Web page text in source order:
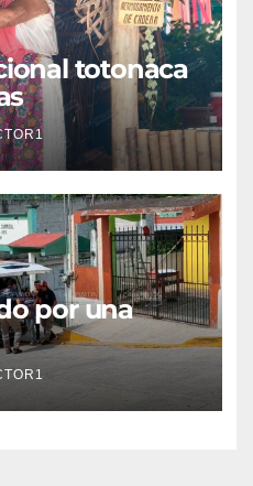
totonaca
por una